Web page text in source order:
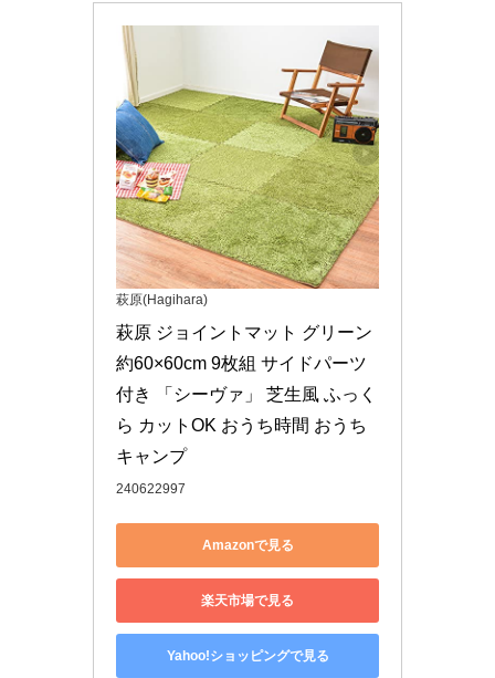
萩原(Hagihara)
萩原 ジョイントマット グリーン
約60×60cm 9枚組 サイドパーツ
付き 「シーヴァ」 芝生風 ふっく
ら カットOK おうち時間 おうち
キャンプ
240622997
Amazonで見る
楽天市場で見る
Yahoo!ショッピングで見る